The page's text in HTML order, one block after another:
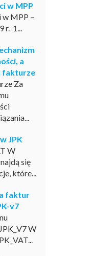
w MPP
w MPP –
r. 1...
a
fakturze
Za
JPK
W
się
które...
faktur
v7
W